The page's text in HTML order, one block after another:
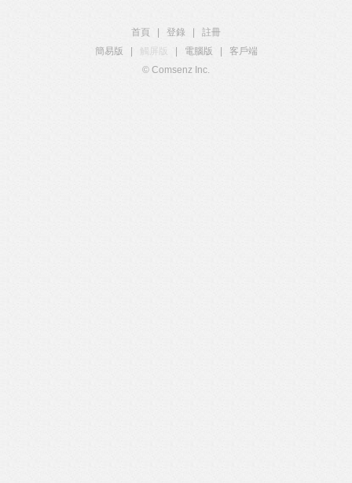
首頁 登錄
註冊
簡易版
觸屏版 電腦版
客戶端
© Comsenz Inc.